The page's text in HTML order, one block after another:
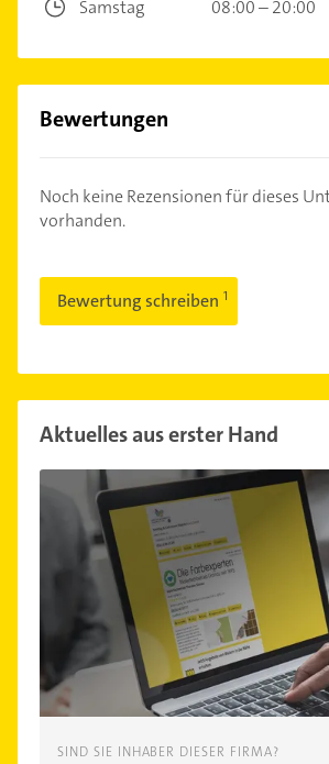
Samstag
08:00 – 20:00
Bewertungen
Noch keine Rezensionen für dieses
vorhanden.
Bewertung schreiben
Aktuelles aus erster Hand
SIND SIE INHABER DIESER FIRMA?